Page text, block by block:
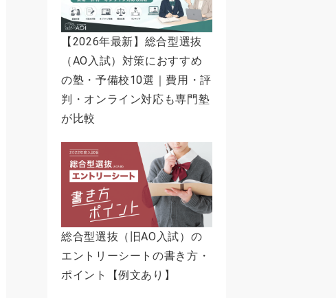
【2026年最新】総合型選抜
（AO入試）対策におすすめ
の塾・予備校10選｜費用・評
判・オンライン対応も専門塾
が比較
総合型選抜（旧AO入試）の
エントリーシートの書き方・
ポイント【例文あり】